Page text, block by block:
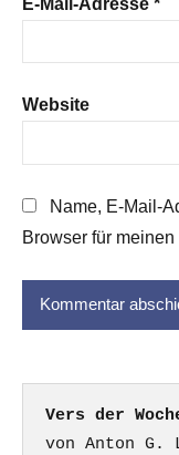
Website
Name, E-Mail-
Browser für
Vers der